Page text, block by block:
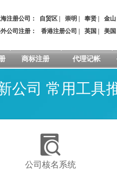
注册公司： 自贸区 崇明 奉贤 金山
公司注册：
香港注册公司 英国 美国
商标注册 代理记帐
公司 常用工具

公司核名系统